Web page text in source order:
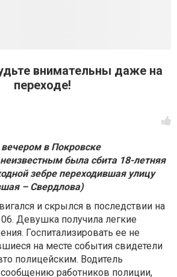
внимательны даже на
переходе!
в Покровске
была сбита 18-летняя
зебре переходившая улицу
– Свердлова)
и скрылся в последствии на
Девушка получила легкие
Госпитализировать ее не
на месте события свидетели
полицейским. Водитель
работников полиции,